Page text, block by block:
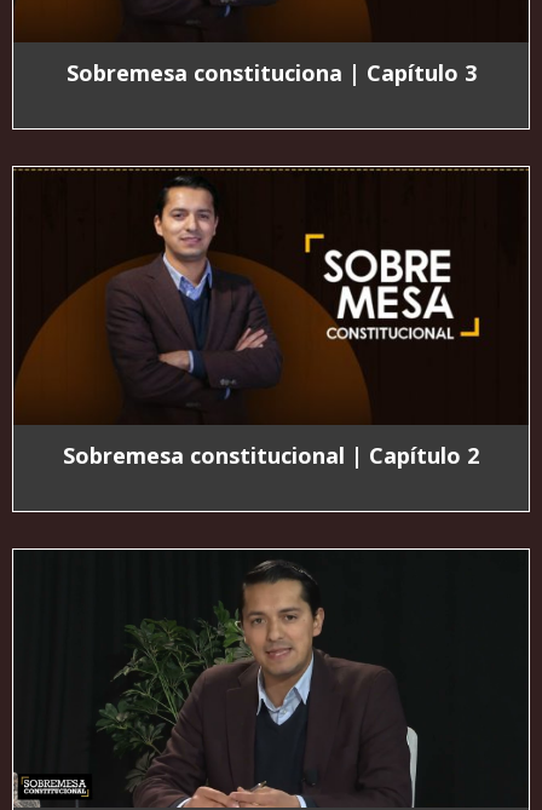
Sobremesa constituciona | Capítulo 3
Sobremesa constitucional | Capítulo 2